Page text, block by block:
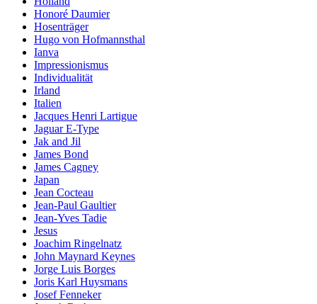
Honoré Daumier
Hosenträger
Hugo von Hofmannsthal
Ianva
Impressionismus
Individualität
Irland
Italien
Jacques Henri Lartigue
Jaguar E-Type
Jak and Jil
James Bond
James Cagney
Japan
Jean Cocteau
Jean-Paul Gaultier
Jean-Yves Tadie
Jesus
Joachim Ringelnatz
John Maynard Keynes
Jorge Luis Borges
Joris Karl Huysmans
Josef Fenneker